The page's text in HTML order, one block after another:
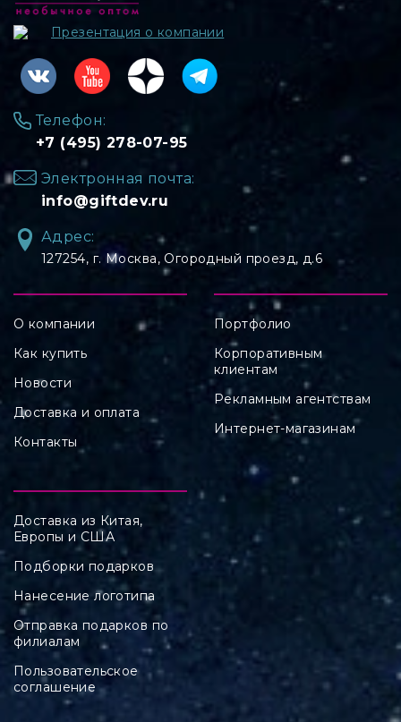
Презентация о компании
Телефон:
+7 (495) 278-07-95
Электронная почта:
info@giftdev.ru
Адрес:
127254, ⁠г. Москва, Огородный проезд, д.6
О компании
Как купить
Новости
Доставка и оплата
Контакты
Портфолио
Корпоративным
клиентам
Рекламным агентствам
Интернет-магазинам
Доставка из Китая,
Европы и США
Подборки подарков
Нанесение логотипа
Отправка подарков по
филиалам
Пользовательское
соглашение